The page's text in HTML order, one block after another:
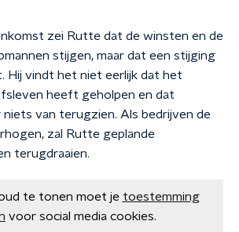
zei Rutte dat de winsten en de
stijgen, maar dat een stijging
Hij vindt het niet eerlijk dat het
heeft geholpen en dat
niets van terugzien. Als bedrijven de
zal Rutte geplande
terugdraaien.
te tonen moet je toestemming
voor social media cookies.